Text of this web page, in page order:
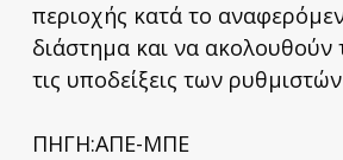
περιοχής κατά το
διάστημα και να ακολουθούν
τις υποδείξεις των
ΠΗΓΗ:ΑΠΕ-ΜΠΕ